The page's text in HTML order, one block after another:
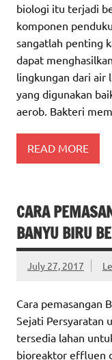
biologi itu terjadi
komponen
sangatlah penting
dapat
lingkungan dari air
yang digunakan
aerob. Bakteri
READ MORE
CARA
BANYU BIRU
July 27, 2017
Cara pemasangan
Sejati Persyaratan
tersedia lahan
bioreaktor effluen